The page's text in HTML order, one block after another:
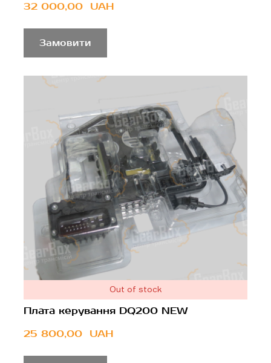
32 000,00  UAH
Замовити
Out of stock
Плата керування DQ200 NEW
25 800,00  UAH